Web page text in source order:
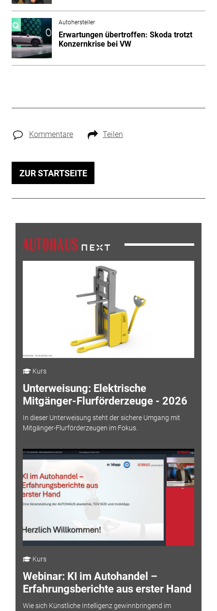
Autohersteller
Erwartungen übertroffen: Skoda trotzt
Konzernkrise bei VW
Kommentare Teilen
ZUR STARTSEITE
Kurs
Unterweisung: Elektrische
Mitgänger-Flurförderzeuge - 2026
In dieser Unterweisung steht der sichere Umgang mit
Mitgänger-Flurförderzeugen im Fokus.
Kurs
Webinar: KI im Autohandel –
Erfahrungsberichte aus erster Hand
Wie sich Künstliche Intelligenz gewinnbringend im